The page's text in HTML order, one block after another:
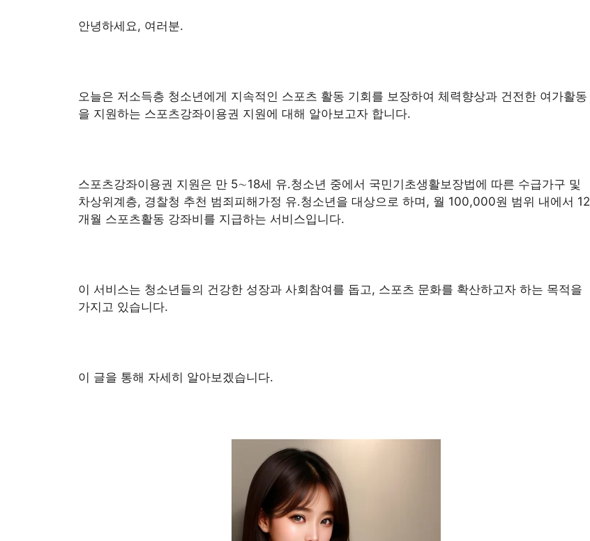
안녕하세요, 여러분.
오늘은 저소득층 청소년에게 지속적인 스포츠 활동 기회를 보장하여 체력향상과 건전한 여가활동
을 지원하는 스포츠강좌이용권 지원에 대해 알아보고자 합니다.
스포츠강좌이용권 지원은 만 5∼18세 유․청소년 중에서 국민기초생활보장법에 따른 수급가구 및
차상위계층, 경찰청 추천 범죄피해가정 유․청소년을 대상으로 하며, 월 100,000원 범위 내에서 12
개월 스포츠활동 강좌비를 지급하는 서비스입니다.
이 서비스는 청소년들의 건강한 성장과 사회참여를 돕고, 스포츠 문화를 확산하고자 하는 목적을
가지고 있습니다.
이 글을 통해 자세히 알아보겠습니다.